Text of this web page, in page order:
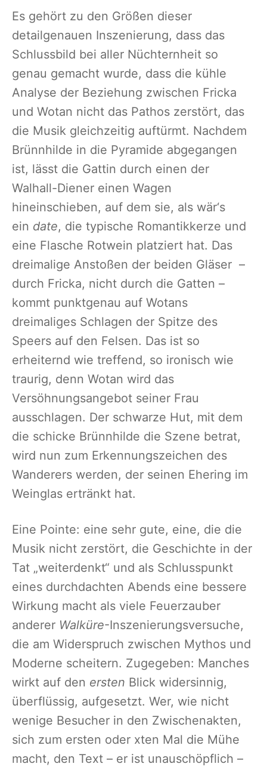
Es gehört zu den Größen dieser
detailgenauen Inszenierung, dass das
Schlussbild bei aller Nüchternheit so
genau gemacht wurde, dass die kühle
Analyse der Beziehung zwischen Fricka
und Wotan nicht das Pathos zerstört, das
die Musik gleichzeitig auftürmt. Nachdem
Brünnhilde in die Pyramide abgegangen
ist, lässt die Gattin durch einen der
Walhall-Diener einen Wagen
hineinschieben, auf dem sie, als wär‘s
ein date, die typische Romantikkerze und
eine Flasche Rotwein platziert hat. Das
dreimalige Anstoßen der beiden Gläser –
durch Fricka, nicht durch die Gatten –
kommt punktgenau auf Wotans
dreimaliges Schlagen der Spitze des
Speers auf den Felsen. Das ist so
erheiternd wie treffend, so ironisch wie
traurig, denn Wotan wird das
Versöhnungsangebot seiner Frau
ausschlagen. Der schwarze Hut, mit dem
die schicke Brünnhilde die Szene betrat,
wird nun zum Erkennungszeichen des
Wanderers werden, der seinen Ehering im
Weinglas ertränkt hat.
Eine Pointe: eine sehr gute, eine, die die
Musik nicht zerstört, die Geschichte in der
Tat „weiterdenkt“ und als Schlusspunkt
eines durchdachten Abends eine bessere
Wirkung macht als viele Feuerzauber
anderer Walküre-Inszenierungsversuche,
die am Widerspruch zwischen Mythos und
Moderne scheitern. Zugegeben: Manches
wirkt auf den ersten Blick widersinnig,
überflüssig, aufgesetzt. Wer, wie nicht
wenige Besucher in den Zwischenakten,
sich zum ersten oder xten Mal die Mühe
macht, den Text – er ist unauschöpflich –